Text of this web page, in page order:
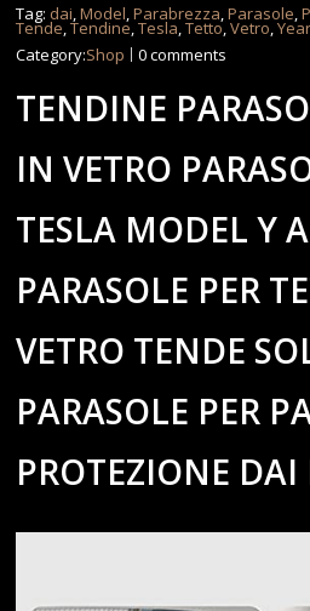
Tag: dai,Model,Parabrezza,Parasole,
Tende,Tendine,Tesla,Tetto,Vetro,
Category:Shop 0 comments
TENDINE
IN VETRO
TESLA MODEL Y
PARASOLE PER
VETRO TENDE
PARASOLE PER
PROTEZIONE DAI